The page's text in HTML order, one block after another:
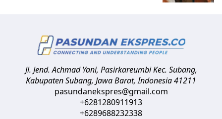
Jl. Jend. Achmad Yani, Pasirkareumbi Kec. Subang,
Kabupaten Subang, Jawa Barat,Indonesia41211
pasundanekspres@gmail.com
+6281280911913
+6289688232338